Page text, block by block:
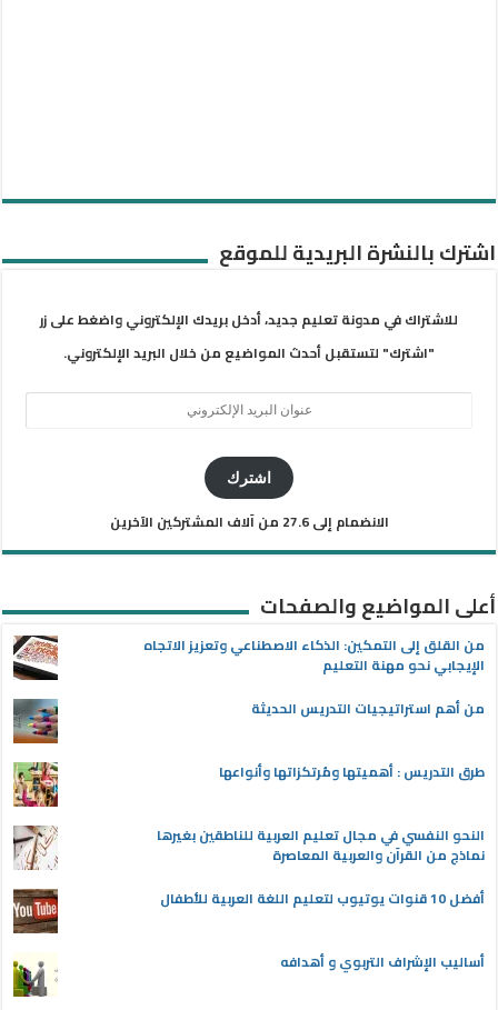
اشترك بالنشرة البريدية للموقع
للاشتراك في مدونة تعليم جديد، أدخل بريدك الإلكتروني واضغط على زر
"اشترك" لتستقبل أحدث المواضيع من خلال البريد الإلكتروني.
اشترك
الانضمام إلى 27.6 من آلاف المشتركين الآخرين
أعلى المواضيع والصفحات
من القلق إلى التمكين: الذكاء الاصطناعي وتعزيز الاتجاه
الإيجابي نحو مهنة التعليم
من أهم استراتيجيات التدريس الحديثة
طرق التدريس : أهميتها ومُرتكزاتها وأنواعها
النحو النفسي في مجال تعليم العربية للناطقين بغيرها
نماذج من القرآن والعربية المعاصرة
أفضل 10 قنوات يوتيوب لتعليم اللغة العربية للأطفال
أساليب الإشراف التربوي و أهدافه